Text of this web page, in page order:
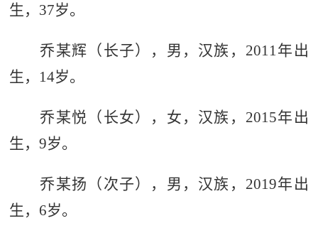
生， 37岁。
乔某辉（长子），男，汉族， 2011年出
生， 14岁。
乔某悦（长女），女，汉族， 2015年出
生，9岁。
乔某扬（次子），男，汉族， 2019年出
生， 6岁。